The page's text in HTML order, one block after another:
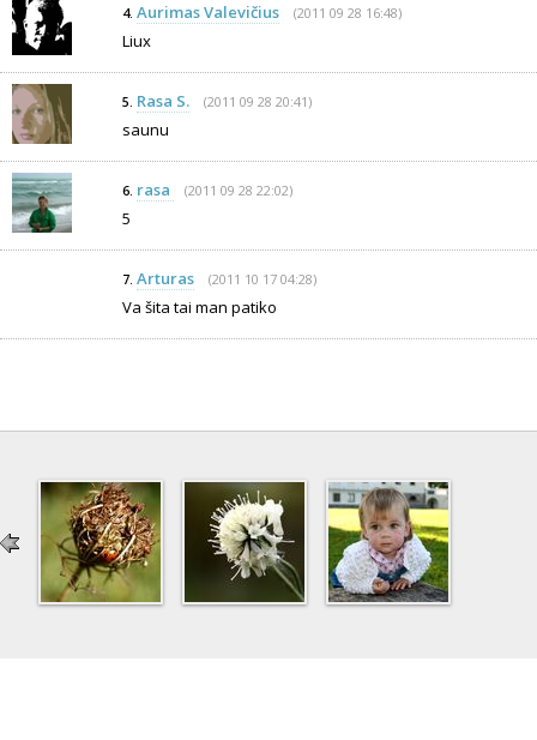
4. Aurimas Valevičius (2011 09 28 16:48)
Liux
5. Rasa S. (2011 09 28 20:41)
saunu
6. rasa (2011 09 28 22:02)
5
7. Arturas (2011 10 17 04:28)
Va šita tai man patiko